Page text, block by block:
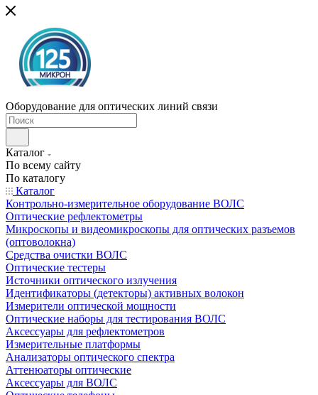
Оборудование для оптических линий связи
Каталог
По всему сайту
По каталогу
Каталог
Контрольно-измерительное оборудование ВОЛС
Оптические рефлектометры
Микроскопы и видеомикроскопы для оптических разъемов
(оптоволокна)
Средства очистки ВОЛС
Оптические тестеры
Источники оптического излучения
Идентификаторы (детекторы) активных волокон
Измерители оптической мощности
Оптические наборы для тестирования ВОЛС
Аксессуары для рефлектометров
Измерительные платформы
Анализаторы оптического спектра
Аттенюаторы оптические
Аксессуары для ВОЛС